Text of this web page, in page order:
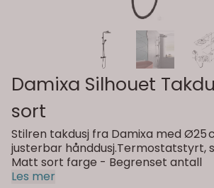
Damixa Silhouet
sort
Stilren takdusj fra Damixa med Ø25
justerbar hånddusj.Termostatstyrt,
Matt sort farge - Begrenset antall
Les mer